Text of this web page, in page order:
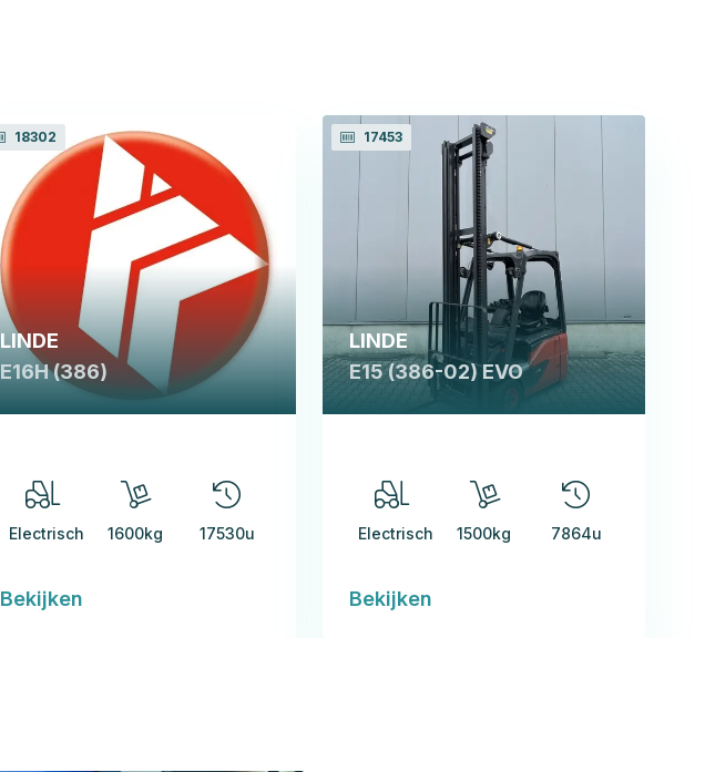
18302
LINDE
E16H (386)
Electrisch 1600kg 17530u
Bekijken
17453
LINDE
E15 (386-02) EVO
Electrisch 1500kg 7864u
Bekijken